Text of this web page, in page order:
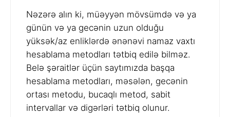
Nəzərə alın ki, müəyyən mövsümdə və ya
günün və ya gecənin uzun olduğu
yüksək/az enliklərdə ənənəvi namaz vaxtı
hesablama metodları tətbiq edilə bilməz.
Belə şəraitlər üçün saytımızda başqa
hesablama metodları, məsələn, gecənin
ortası metodu, bucaqlı metod, sabit
intervallar və digərləri tətbiq olunur.